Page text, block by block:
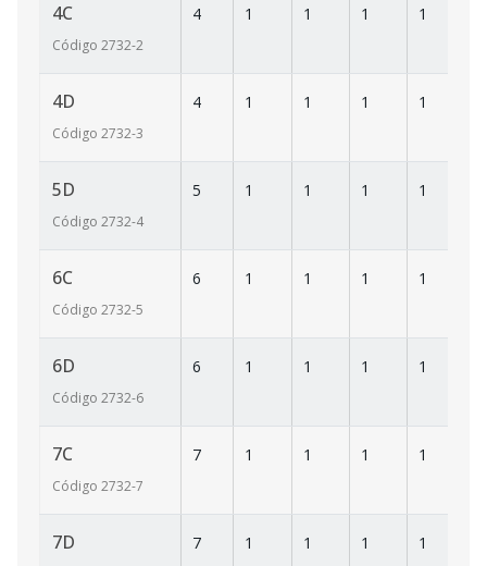
4C
Código 2732-2
4 1 1 1 1
4D
Código 2732-3
4 1 1 1 1
5D
Código 2732-4
5 1 1 1 1
6C
Código 2732-5
6 1 1 1 1
6D
Código 2732-6
6 1 1 1 1
7C
Código 2732-7
7 1 1 1 1
7D 7 1 1 1 1